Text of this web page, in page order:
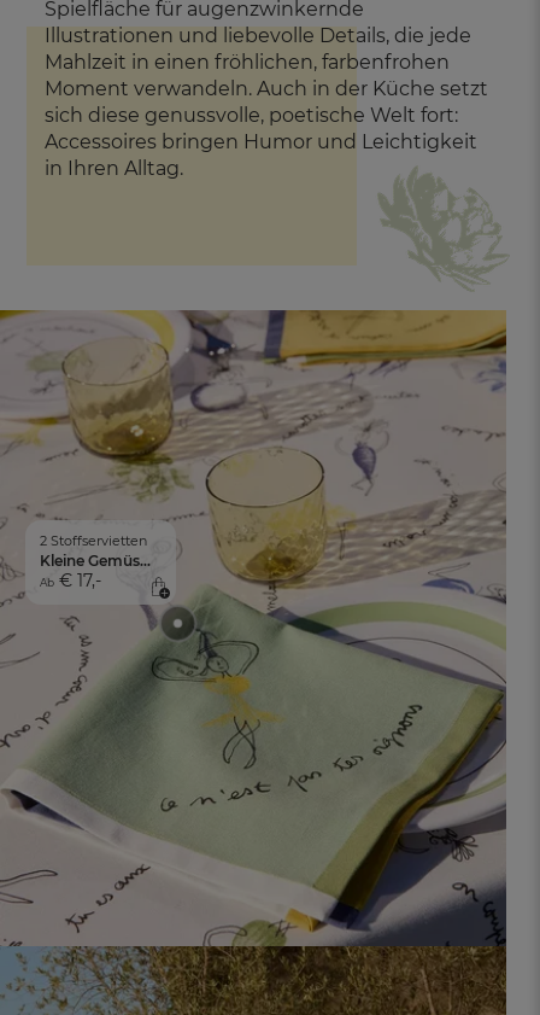
Spielfläche für augenzwinkernde
Illustrationen und liebevolle Details, die jede
Mahlzeit in einen fröhlichen, farbenfrohen
Moment verwandeln. Auch in der Küche setzt
sich diese genussvolle, poetische Welt fort:
Accessoires bringen Humor und Leichtigkeit
in Ihren Alltag.
2 Stoffservietten
Kleine Gemüsegeschichten
Ab € 17,-